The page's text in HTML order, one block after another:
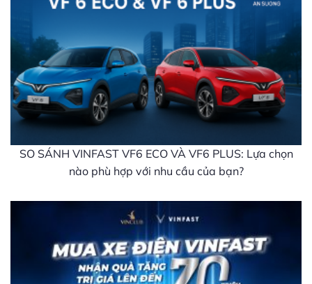
SO SÁNH VINFAST VF6 ECO VÀ VF6 PLUS: Lựa chọn
nào phù hợp với nhu cầu của bạn?